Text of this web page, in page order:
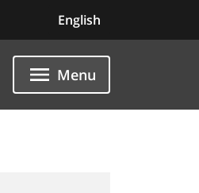
English
Menu